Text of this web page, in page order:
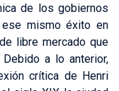
de los gobiernos
mismo éxito en
libre mercado que
a lo anterior,
crítica de Henri